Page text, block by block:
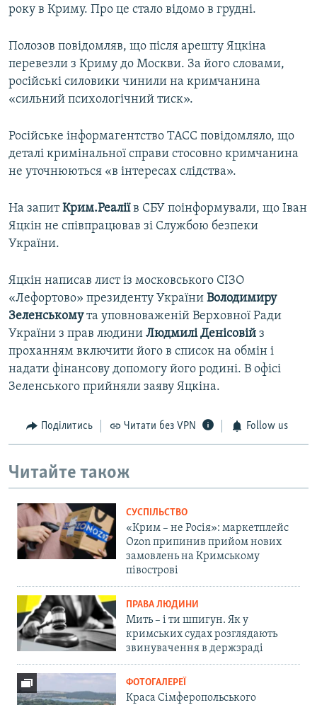
року в Криму. Про це стало відомо в грудні.
Полозов повідомляв, що після арешту Яцкіна
перевезли з Криму до Москви. За його словами,
російські силовики чинили на кримчанина
«сильний психологічний тиск».
Російське інформагентство ТАСС повідомляло, що
деталі кримінальної справи стосовно кримчанина
не уточнюються «в інтересах слідства».
На запитКрим.Реаліїв СБУ поінформували, що Іван
Яцкін не співпрацював зі Службою безпеки
України.
Яцкін написав лист із московського СІЗО
«Лефортово» президенту України Володимиру
Зеленськомута уповноваженій Верховної Ради
України з прав людини Людмилі Денісовій з
проханням включити його в список на обмін і
надати фінансову допомогу його родині. В офісі
Зеленського прийняли заяву Яцкіна.
Поділитись Читати без VPN Follow us
Читайте також
СУСПІЛЬСТВО
«Крим – не Росія»: маркетплейс
Ozon припинив прийом нових
замовлень на Кримському
півострові
ПРАВА ЛЮДИНИ
Мить – і ти шпигун. Як у
кримських судах розглядають
звинувачення в держзраді
ФОТОГАЛЕРЕЇ
Краса Сімферопольського